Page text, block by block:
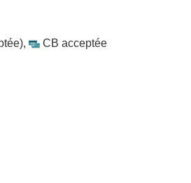
,
CB acceptée